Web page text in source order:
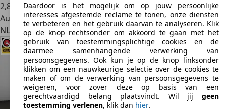
2,8
Autobedrijf
NL 7905 SEHoogeveen
Daardoor is het mogelijk om op jouw persoonlijke
interesses afgestemde reclame te tonen, onze diensten
te verbeteren en het gebruik daarvan te analyseren. Klik
op de knop rechtsonder om akkoord te gaan met het
gebruik van toestemmingsplichtige cookies en de
daarmee samenhangende verwerking van
persoonsgegevens. Ook kun je op de knop linksonder
klikken om een nauwkeurige selectie over de cookies te
maken of om de verwerking van persoonsgegevens te
weigeren, voor zover deze op basis van een
gerechtvaardigd belang plaatsvindt. Wil jij geen
toestemming verlenen, klik dan hier.